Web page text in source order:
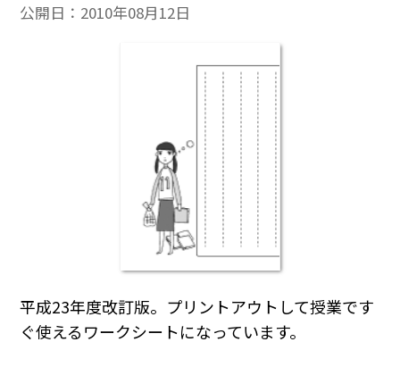
公開日： 2010年08月12日
平成23年度改訂版。プリントアウトして授業です
ぐ使えるワークシートになっています。